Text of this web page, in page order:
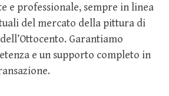
e professionale, sempre in linea
del mercato della pittura di
Garantiamo
e un supporto completo in